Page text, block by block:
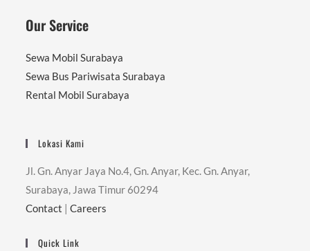
Our Service
Sewa Mobil Surabaya
Sewa Bus Pariwisata Surabaya
Rental Mobil Surabaya
Lokasi Kami
Jl. Gn. Anyar Jaya No.4, Gn. Anyar, Kec. Gn. Anyar,
Surabaya, Jawa Timur 60294
Contact |Careers
Quick Link